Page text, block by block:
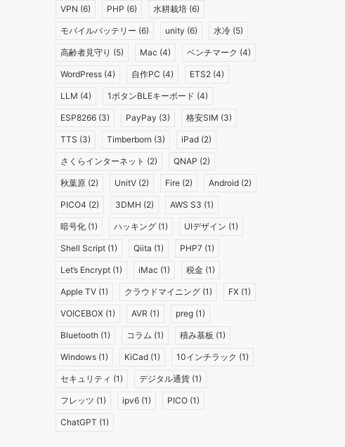
VPN (6) PHP (6) 水耕栽培 (6)
モバイルバッテリー (6) unity (6) 水冷 (5)
高齢者見守り (5) Mac (4) ベンチマーク (4)
WordPress (4) 自作PC (4) ETS2 (4)
LLM (4) 1ボタンBLEキーボード (4)
ESP8266 (3) PayPay (3) 格安SIM (3)
TTS (3) Timberborn (3) iPad (2)
さくらインターネット (2) QNAP (2)
秋葉原 (2) UnitV (2) Fire (2) Android (2)
PICO4 (2) 3DMH (2) AWS S3 (1)
暗号化 (1) ハッキング (1) UIデザイン (1)
Shell Script (1) Qiita (1) PHP7 (1)
Let’s Encrypt (1) iMac (1) 税金 (1)
Apple TV (1) クラウドマイニング (1) FX (1)
VOICEBOX (1) AVR (1) preg (1)
Bluetooth (1) コラム (1) 積み基板 (1)
Windows (1) KiCad (1) 10インチラック (1)
セキュリティ (1) デジタル通貨 (1)
フレッツ (1) ipv6 (1) PICO (1)
ChatGPT (1)